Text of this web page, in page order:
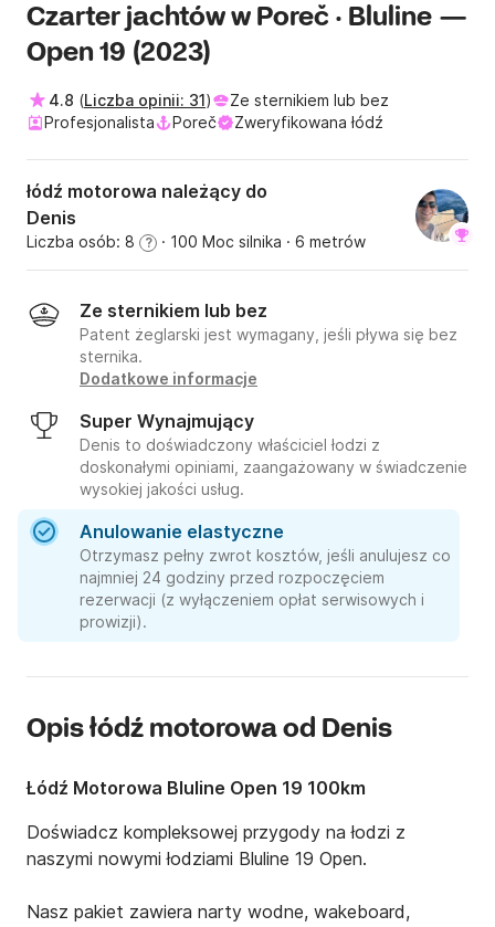
Czarter jachtów w Poreč · Bluline —
Open 19 (2023)
4.8 (Liczba opinii: 31)
Ze sternikiem lub bez
Profesjonalista
Poreč Zweryfikowana łódź
łódź motorowa należący do
Denis
Liczba osób: 8 ? · 100 Moc silnika · 6 metrów
Ze sternikiem lub bez
Patent żeglarski jest wymagany, jeśli pływa się bez
sternika.
Dodatkowe informacje
Super Wynajmujący
Denis to doświadczony właściciel łodzi z
doskonałymi opiniami, zaangażowany w świadczenie
wysokiej jakości usług.
Anulowanie elastyczne
Otrzymasz pełny zwrot kosztów, jeśli anulujesz co
najmniej 24 godziny przed rozpoczęciem
rezerwacji (z wyłączeniem opłat serwisowych i
prowizji).
Opis łódź motorowa od Denis
Łódź Motorowa Bluline Open 19 100km
Doświadcz kompleksowej przygody na łodzi z
naszymi nowymi łodziami Bluline 19 Open.
Nasz pakiet zawiera narty wodne, wakeboard,